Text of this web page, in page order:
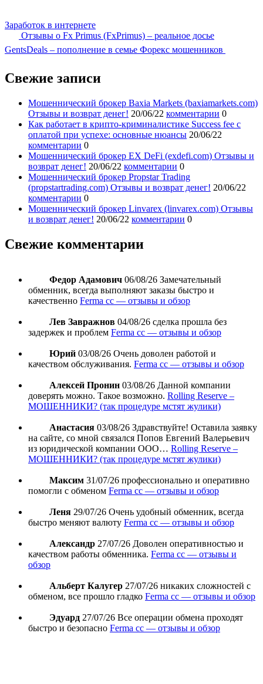
Заработок в интернете
Отзывы о Fx Primus (FxPrimus) – реальное досье
GentsDeals – пополнение в семье Форекс мошенников
Свежие записи
Мошеннический брокер Baxia Markets (baxiamarkets.com)
Отзывы и возврат денег! 20/06/22 комментарии 0
Как работает в крипто-криминалистике Success fee с
оплатой при успехе: основные нюансы 20/06/22
комментарии 0
Мошеннический брокер EX DeFi (exdefi.com) Отзывы и
возврат денег! 20/06/22 комментарии 0
Мошеннический брокер Propstar Trading
(propstartrading.com) Отзывы и возврат денег! 20/06/22
комментарии 0
Мошеннический брокер Linvarex (linvarex.com) Отзывы
и возврат денег! 20/06/22 комментарии 0
Свежие комментарии
Федор Адамович 06/08/26 Замечательный
обменник, всегда выполняют заказы быстро и
качественно Ferma cc — отзывы и обзор
Лев Завражнов 04/08/26 сделка прошла без
задержек и проблем Ferma cc — отзывы и обзор
Юрий 03/08/26 Очень доволен работой и
качеством обслуживания. Ferma cc — отзывы и обзор
Алексей Пронин 03/08/26 Данной компании
доверять можно. Такое возможно. Rolling Reserve –
МОШЕННИКИ? (так процедуре мстят жулики)
Анастасия 03/08/26 Здравствуйте! Оставила заявку
на сайте, со мной связался Попов Евгений Валерьевич
из юридической компании ООО… Rolling Reserve –
МОШЕННИКИ? (так процедуре мстят жулики)
Максим 31/07/26 профессионально и оперативно
помогли с обменом Ferma cc — отзывы и обзор
Леня 29/07/26 Очень удобный обменник, всегда
быстро меняют валюту Ferma cc — отзывы и обзор
Александр 27/07/26 Доволен оперативностью и
качеством работы обменника. Ferma cc — отзывы и
обзор
Альберт Калугер 27/07/26 никаких сложностей с
обменом, все прошло гладко Ferma cc — отзывы и обзор
Эдуард 27/07/26 Все операции обмена проходят
быстро и безопасно Ferma cc — отзывы и обзор